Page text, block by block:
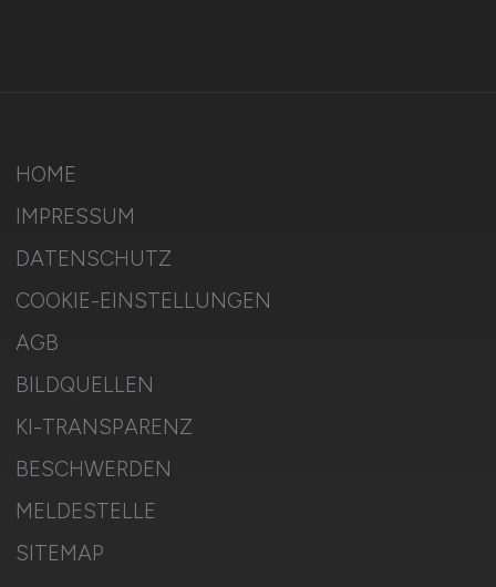
HOME
IMPRESSUM
DATENSCHUTZ
COOKIE-EINSTELLUNGEN
AGB
BILDQUELLEN
KI-TRANSPARENZ
BESCHWERDEN
MELDESTELLE
SITEMAP